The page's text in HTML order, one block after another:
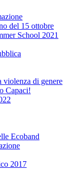
del 15 ottobre
School 2021
violenza di genere
Capaci!
Ecoband
2017